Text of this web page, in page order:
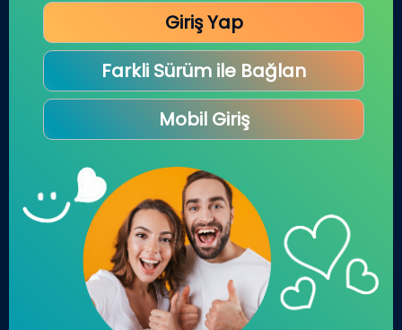
Giriş Yap
Farkli Sürüm ile Bağlan
Mobil Giriş